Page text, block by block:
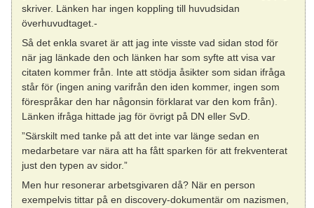
skriver. Länken har ingen koppling till huvudsidan
överhuvudtaget.-
Så det enkla svaret är att jag inte visste vad sidan stod för
när jag länkade den och länken har som syfte att visa var
citaten kommer från. Inte att stödja åsikter som sidan ifråga
står för (ingen aning varifrån den iden kommer, ingen som
förespråkar den har någonsin förklarat var den kom från).
Länken ifråga hittade jag för övrigt på DN eller SvD.
”Särskilt med tanke på att det inte var länge sedan en
medarbetare var nära att ha fått sparken för att frekventerat
just den typen av sidor.”
Men hur resonerar arbetsgivaren då? När en person
exempelvis tittar på en discovery-dokumentär om nazismen,